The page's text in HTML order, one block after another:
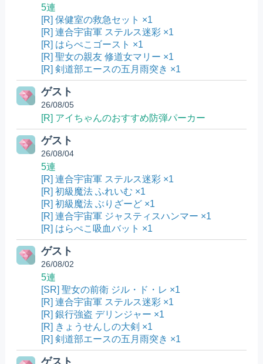
5連
[R] 保健室の救急セット ×1
[R] 連合宇宙軍 ステルス迷彩 ×1
[R] はらぺこゴースト ×1
[R] 聖女の親友 修道女マリー ×1
[R] 剣道部エースの五月雨突き ×1
ゲスト
26/08/05
[R] アイちゃんのおすすめ防弾パーカー
ゲスト
26/08/04
5連
[R] 連合宇宙軍 ステルス迷彩 ×1
[R] 初級魔法 ふれいむ ×1
[R] 初級魔法 ぶりざーど ×1
[R] 連合宇宙軍 ジャスティスハンマー ×1
[R] はらぺこ吸血バット ×1
ゲスト
26/08/02
5連
[SR] 聖女の前衛 ジル・ド・レ ×1
[R] 連合宇宙軍 ステルス迷彩 ×1
[R] 銀行強盗 デリンジャー ×1
[R] きょうせんしの大剣 ×1
[R] 剣道部エースの五月雨突き ×1